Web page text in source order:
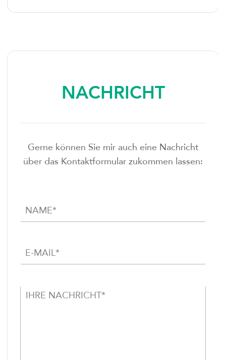
NACHRICHT
Gerne können Sie mir auch eine Nachricht
über das Kontaktformular zukommen lassen: